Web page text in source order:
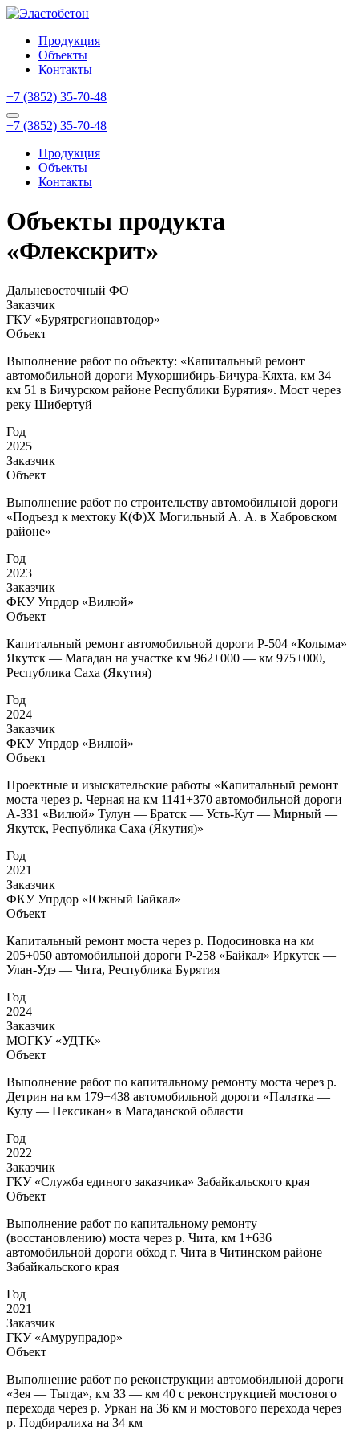
Продукция
Объекты
Контакты
+7 (3852) 35-70-48
+7 (3852) 35-70-48
Продукция
Объекты
Контакты
Объекты продукта
«Флекскрит»
Дальневосточный ФО
Заказчик
ГКУ «Бурятрегионавтодор»
Объект
Выполнение работ по объекту: «Капитальный ремонт
автомобильной дороги Мухоршибирь-Бичура-Кяхта, км 34 —
км 51 в Бичурском районе Республики Бурятия». Мост через
реку Шибертуй
Год
2025
Заказчик
Объект
Выполнение работ по строительству автомобильной дороги
«Подъезд к мехтоку К(Ф)Х Могильный А. А. в Хабровском
районе»
Год
2023
Заказчик
ФКУ Упрдор «Вилюй»
Объект
Капитальный ремонт автомобильной дороги Р-504 «Колыма»
Якутск — Магадан на участке км 962+000 — км 975+000,
Республика Саха (Якутия)
Год
2024
Заказчик
ФКУ Упрдор «Вилюй»
Объект
Проектные и изыскательские работы «Капитальный ремонт
моста через р. Черная на км 1141+370 автомобильной дороги
А-331 «Вилюй» Тулун — Братск — Усть-Кут — Мирный —
Якутск, Республика Саха (Якутия)»
Год
2021
Заказчик
ФКУ Упрдор «Южный Байкал»
Объект
Капитальный ремонт моста через р. Подосиновка на км
205+050 автомобильной дороги Р-258 «Байкал» Иркутск —
Улан-Удэ — Чита, Республика Бурятия
Год
2024
Заказчик
МОГКУ «УДТК»
Объект
Выполнение работ по капитальному ремонту моста через р.
Детрин на км 179+438 автомобильной дороги «Палатка —
Кулу — Нексикан» в Магаданской области
Год
2022
Заказчик
ГКУ «Служба единого заказчика» Забайкальского края
Объект
Выполнение работ по капитальному ремонту
(восстановлению) моста через р. Чита, км 1+636
автомобильной дороги обход г. Чита в Читинском районе
Забайкальского края
Год
2021
Заказчик
ГКУ «Амурупрадор»
Объект
Выполнение работ по реконструкции автомобильной дороги
«Зея — Тыгда», км 33 — км 40 с реконструкцией мостового
перехода через р. Уркан на 36 км и мостового перехода через
р. Подбиралиха на 34 км